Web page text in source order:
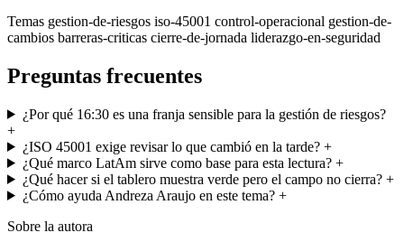
Temas gestion-de-riesgos iso-45001 control-operacional gestion-de-
cambios barreras-criticas cierre-de-jornada liderazgo-en-seguridad
Preguntas frecuentes
¿Por qué 16:30 es una franja sensible para la gestión de riesgos?
+
¿ISO 45001 exige revisar lo que cambió en la tarde?+
¿Qué marco LatAm sirve como base para esta lectura?+
¿Qué hacer si el tablero muestra verde pero el campo no cierra?+
¿Cómo ayuda Andreza Araujo en este tema?+
Sobre la autora